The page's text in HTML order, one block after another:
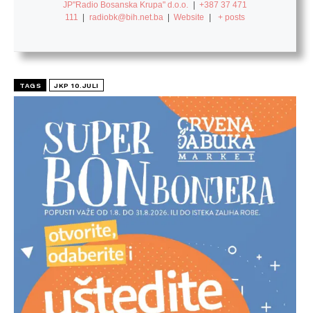
JP"Radio Bosanska Krupa" d.o.o.
+387 37 471
111
radiobk@bih.net.ba Website + posts
TAGS JKP 10.JULI